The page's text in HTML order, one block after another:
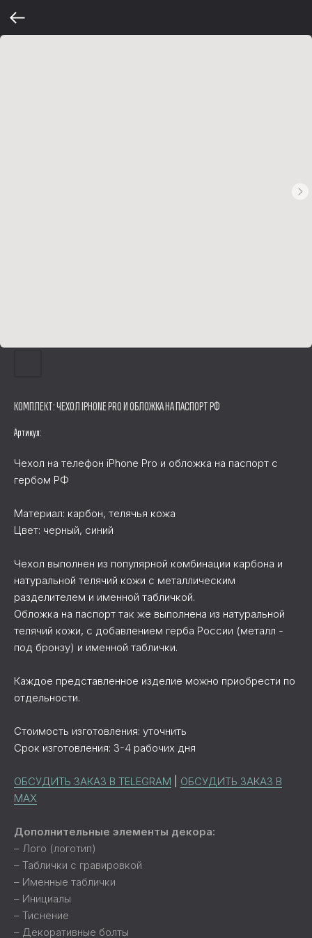
КОМПЛЕКТ: ЧЕХОЛ IPHONE PRO И ОБЛОЖКА НА ПАСПОРТ РФ
Артикул:
Чехол на телефон iPhone Pro и обложка на паспорт с
гербом РФ
Материал: карбон, телячья кожа
Цвет: черный, синий
Чехол выполнен из популярной комбинации карбона и
натуральной телячий кожи с металлическим
разделителем и именной табличкой.
Обложка на паспорт так же выполнена из натуральной
телячий кожи, с добавлением герба России (металл -
под бронзу) и именной таблички.
Каждое представленное изделие можно приобрести по
отдельности.
Стоимость изготовления: уточнить
Срок изготовления: 3-4 рабочих дня
ОБСУДИТЬ ЗАКАЗ В TELEGRAM
ОБСУДИТЬ ЗАКАЗ В
MAX
Дополнительные элементы декора:
– Лого (логотип)
– Таблички с гравировкой
– Именные таблички
– Инициалы
– Тиснение
– Декоративные болты